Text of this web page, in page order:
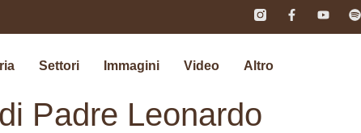
Settori Immagini Video Altro
Padre Leonardo